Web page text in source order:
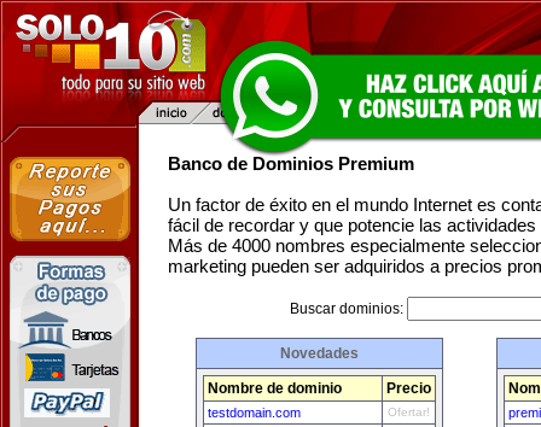
Banco de Dominios Premium
Un factor de éxito en el mundo Internet es
fácil de recordar y que potencie las
Más de 4000 nombres especialmente
marketing pueden ser adquiridos a precios
Buscar dominios:
Novedades
Nombre de dominio Precio
testdomain.com Ofertar!